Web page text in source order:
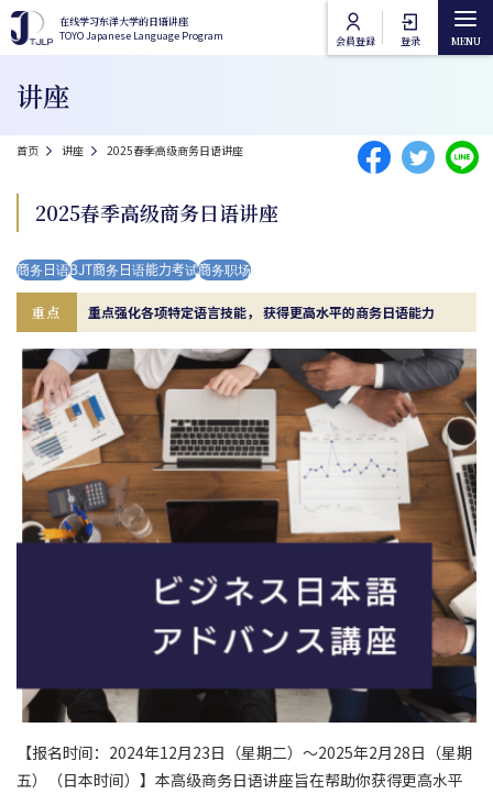
跳转到主要内容在线学习东洋大学的日语讲座
TOYO Japanese Language Program
会員登録 登录
在线学习东洋大学的日语讲座
TOYO Japanese Language Program
Main navigation
东洋大学通识课程
在线授课方法
常见问题
联络我们
讲座
面包屑
首页 讲座 2025春季高级商务日语讲座
2025春季高级商务日语讲座
商务日语BJT商务日语能力考试商务职场
重点 重点强化各项特定语言技能， 获得更高水平的商务日语能力
【报名时间：2024年12月23日（星期二）〜2025年2月28日（星期
五）（日本时间）】本高级商务日语讲座旨在帮助你获得更高水平